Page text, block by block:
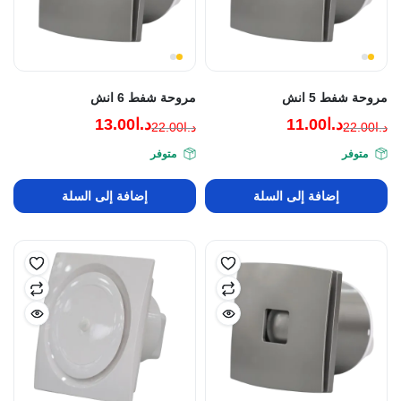
مروحة شفط 5 انش
د.ا22.00
السعر
الأصلي
هو:
د.ا22.00.
د.ا 11.00
السعر
الحالي
هو:
د.ا11.00.
متوفر
إضافة إلى السلة
مروحة شفط 6 انش
د.ا22.00
السعر
الأصلي
هو:
د.ا22.00.
د.ا 13.00
السعر
الحالي
هو:
د.ا13.00.
متوفر
إضافة إلى السلة